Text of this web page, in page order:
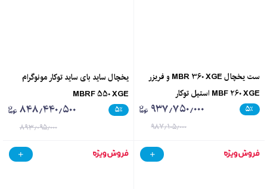
ست یخچال MBR 360 XGE و فریزر
MBF 260 XGE استیل توکار
۵٪ ۹۳۷٫۷۵۰٫۰۰۰
۹۸۷٫۱۰۵٫۰۰۰
یخچال ساید بای ساید توکار مونوگرام
MBRF 550 XGE
۵٪ ۸۴۸٫۴۴۰٫۵۰۰
۸۹۳٫۰۹۵٫۰۰۰